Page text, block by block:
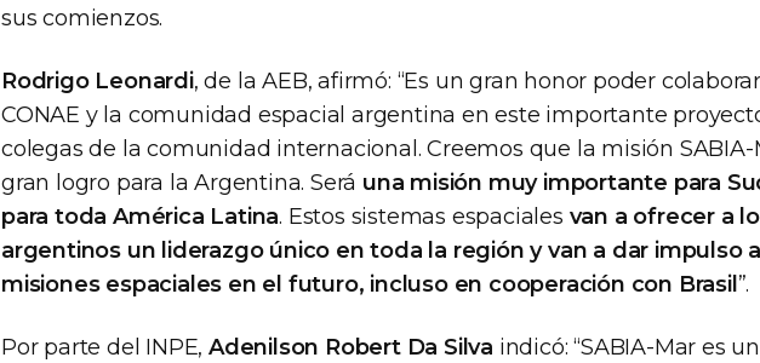
sus comienzos.
Rodrigo Leonardi, de la AEB, afirmó: “Es un gran honor poder
CONAE y la comunidad espacial argentina en este importante
colegas de la comunidad internacional. Creemos que la misión SABIA-
gran logro para la Argentina. Será una misión muy importante para
para toda América Latina. Estos sistemas espaciales van a ofrecer a
argentinos un liderazgo único en toda la región y van a dar impulso
misiones espaciales en el futuro, incluso en cooperación con Brasil ”.
Por parte del INPE, Adenilson Robert Da Silva indicó: “SABIA-Mar es